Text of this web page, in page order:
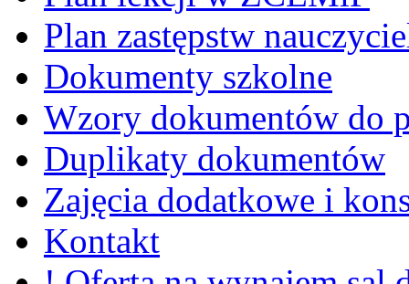
Plan zastępstw
Dokumenty szkolne
Wzory dokumentów do
Duplikaty dokumentów
Zajęcia dodatkowe i
Kontakt